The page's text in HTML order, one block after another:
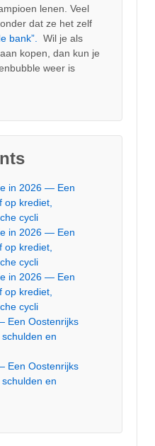
lenen. Veel
dat ze het zelf
bank”.
Wil je als
kopen, dan kun je
weer is
in 2026 — Een
op krediet,
cycli
in 2026 — Een
op krediet,
cycli
in 2026 — Een
op krediet,
cycli
Een Oostenrijks
en
Een Oostenrijks
en